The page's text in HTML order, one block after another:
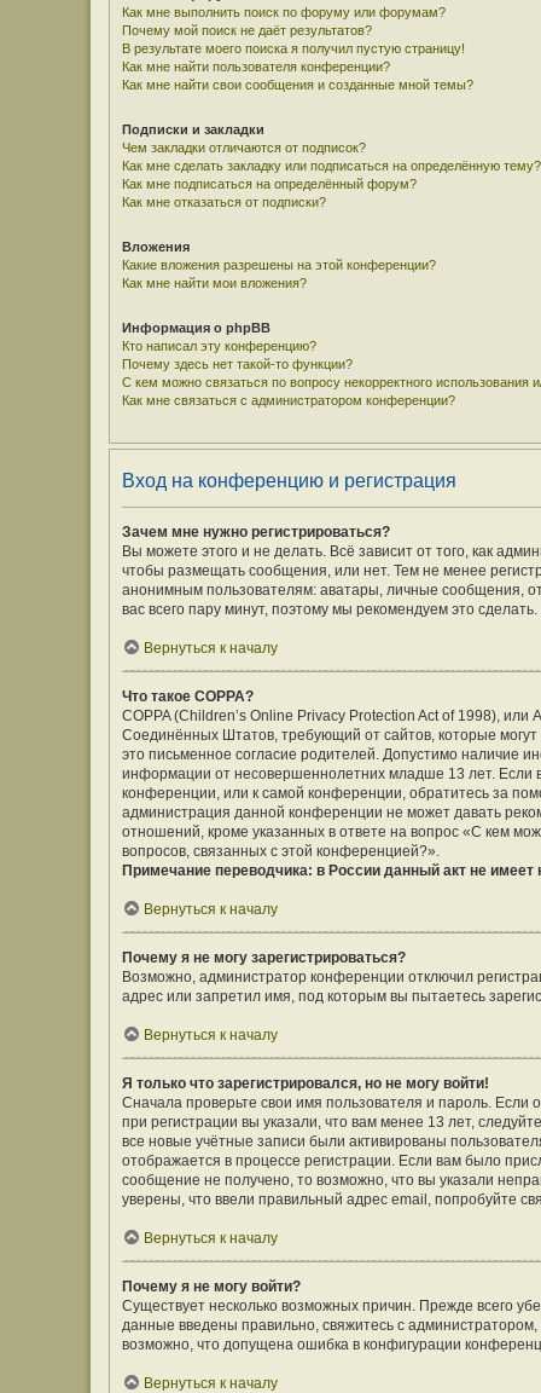
Как мне выполнить поиск по форуму или форумам?
Почему мой поиск не даёт результатов?
В результате моего поиска я получил пустую страницу!
Как мне найти пользователя конференции?
Как мне найти свои сообщения и созданные мной темы?
Подписки и закладки
Чем закладки отличаются от подписок?
Как мне сделать закладку или подписаться на определённую тему?
Как мне подписаться на определённый форум?
Как мне отказаться от подписки?
Вложения
Какие вложения разрешены на этой конференции?
Как мне найти мои вложения?
Информация о phpBB
Кто написал эту конференцию?
Почему здесь нет такой-то функции?
С кем можно связаться по вопросу некорректного
Как мне связаться с администратором конференции?
Вход на конференцию и регистрация
Зачем мне нужно регистрироваться?
Вы можете этого и не делать. Всё зависит от того, как
чтобы размещать сообщения, или нет. Тем не менее
анонимным пользователям: аватары, личные сообщения,
вас всего пару минут, поэтому мы рекомендуем это сделать.
Вернуться к началу
Что такое COPPA?
COPPA (Children’s Online Privacy Protection Act of 1998),
Соединённых Штатов, требующий от сайтов, которые
это письменное согласие родителей. Допустимо наличие
информации от несовершеннолетних младше 13 лет. Если
конференции, или к самой конференции, обратитесь за
администрация данной конференции не может давать
отношений, кроме указанных в ответе на вопрос «С кем
вопросов, связанных с этой конференцией?».
Примечание переводчика: в России данный акт не
Вернуться к началу
Почему я не могу зарегистрироваться?
Возможно, администратор конференции отключил
адрес или запретил имя, под которым вы пытаетесь
Вернуться к началу
Я только что зарегистрировался, но не могу войти!
Сначала проверьте свои имя пользователя и пароль.
при регистрации вы указали, что вам менее 13 лет,
все новые учётные записи были активированы
отображается в процессе регистрации. Если вам было
сообщение не получено, то возможно, что вы указали
уверены, что ввели правильный адрес email, попробуйте
Вернуться к началу
Почему я не могу войти?
Существует несколько возможных причин. Прежде всего
данные введены правильно, свяжитесь с
возможно, что допущена ошибка в конфигурации
Вернуться к началу